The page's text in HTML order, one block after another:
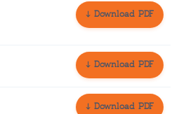
↓ Download PDF
↓ Download PDF
↓ Download PDF